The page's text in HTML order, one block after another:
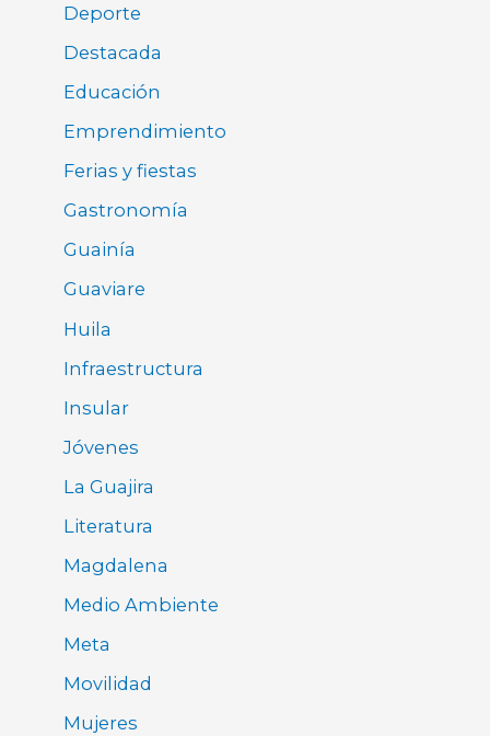
Deporte
Destacada
Educación
Emprendimiento
Ferias y fiestas
Gastronomía
Guainía
Guaviare
Huila
Infraestructura
Insular
Jóvenes
La Guajira
Literatura
Magdalena
Medio Ambiente
Meta
Movilidad
Mujeres